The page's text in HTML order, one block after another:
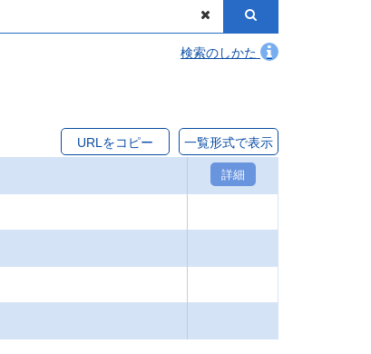
検索のしかた
URLをコピー 一覧形式で表示
詳細